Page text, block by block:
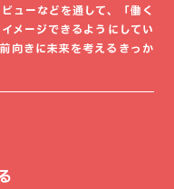
ューなどを通して、「働く
メージできるようにしてい
向きに未来を考えるきっか